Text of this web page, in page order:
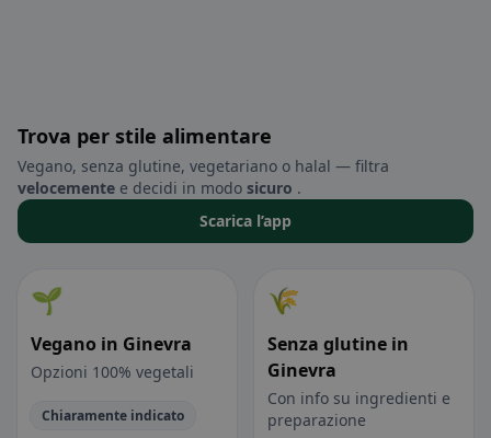
Trova per stile alimentare
Vegano, senza glutine, vegetariano o halal — filtra
velocemente e decidi in modo sicuro .
Scarica l’app
🌱
Vegano in Ginevra
Opzioni 100% vegetali
Chiaramente indicato
🌾
Senza glutine in
Ginevra
Con info su ingredienti e
preparazione